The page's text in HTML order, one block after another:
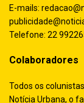
E-mails:
Telefone: 22
Colaboradores
Todos os
Notícia Urbana, o